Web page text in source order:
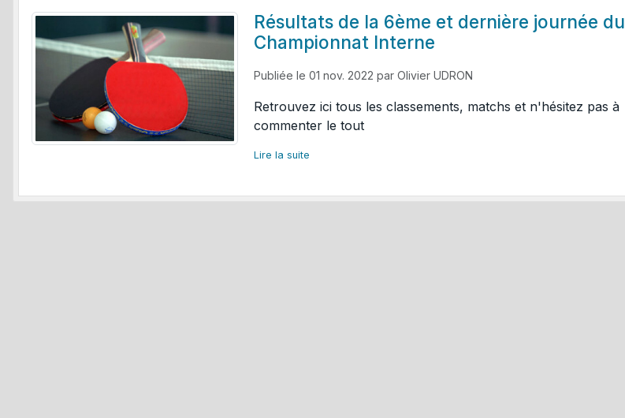
Résultats de la 6ème et dernière journée du
Championnat Interne
Publiée le 01 nov. 2022 par Olivier UDRON
Retrouvez ici tous les classements, matchs et n'hésitez pas à
commenter le tout
Lire la suite